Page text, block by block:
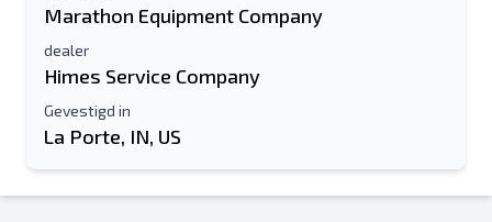
Marathon Equipment Company
dealer
Himes Service Company
Gevestigd in
La Porte, IN, US